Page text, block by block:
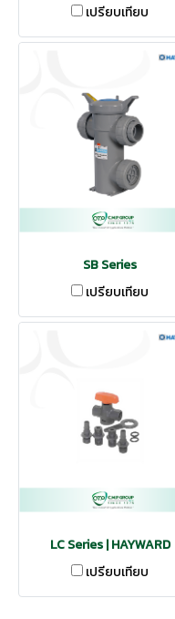
เปรียบเทียบ
SB Series
เปรียบเทียบ
LC Series | HAYWARD
เปรียบเทียบ